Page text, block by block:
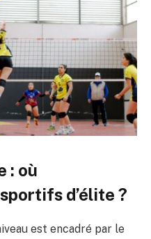
: où
d’élite ?
est encadré par le